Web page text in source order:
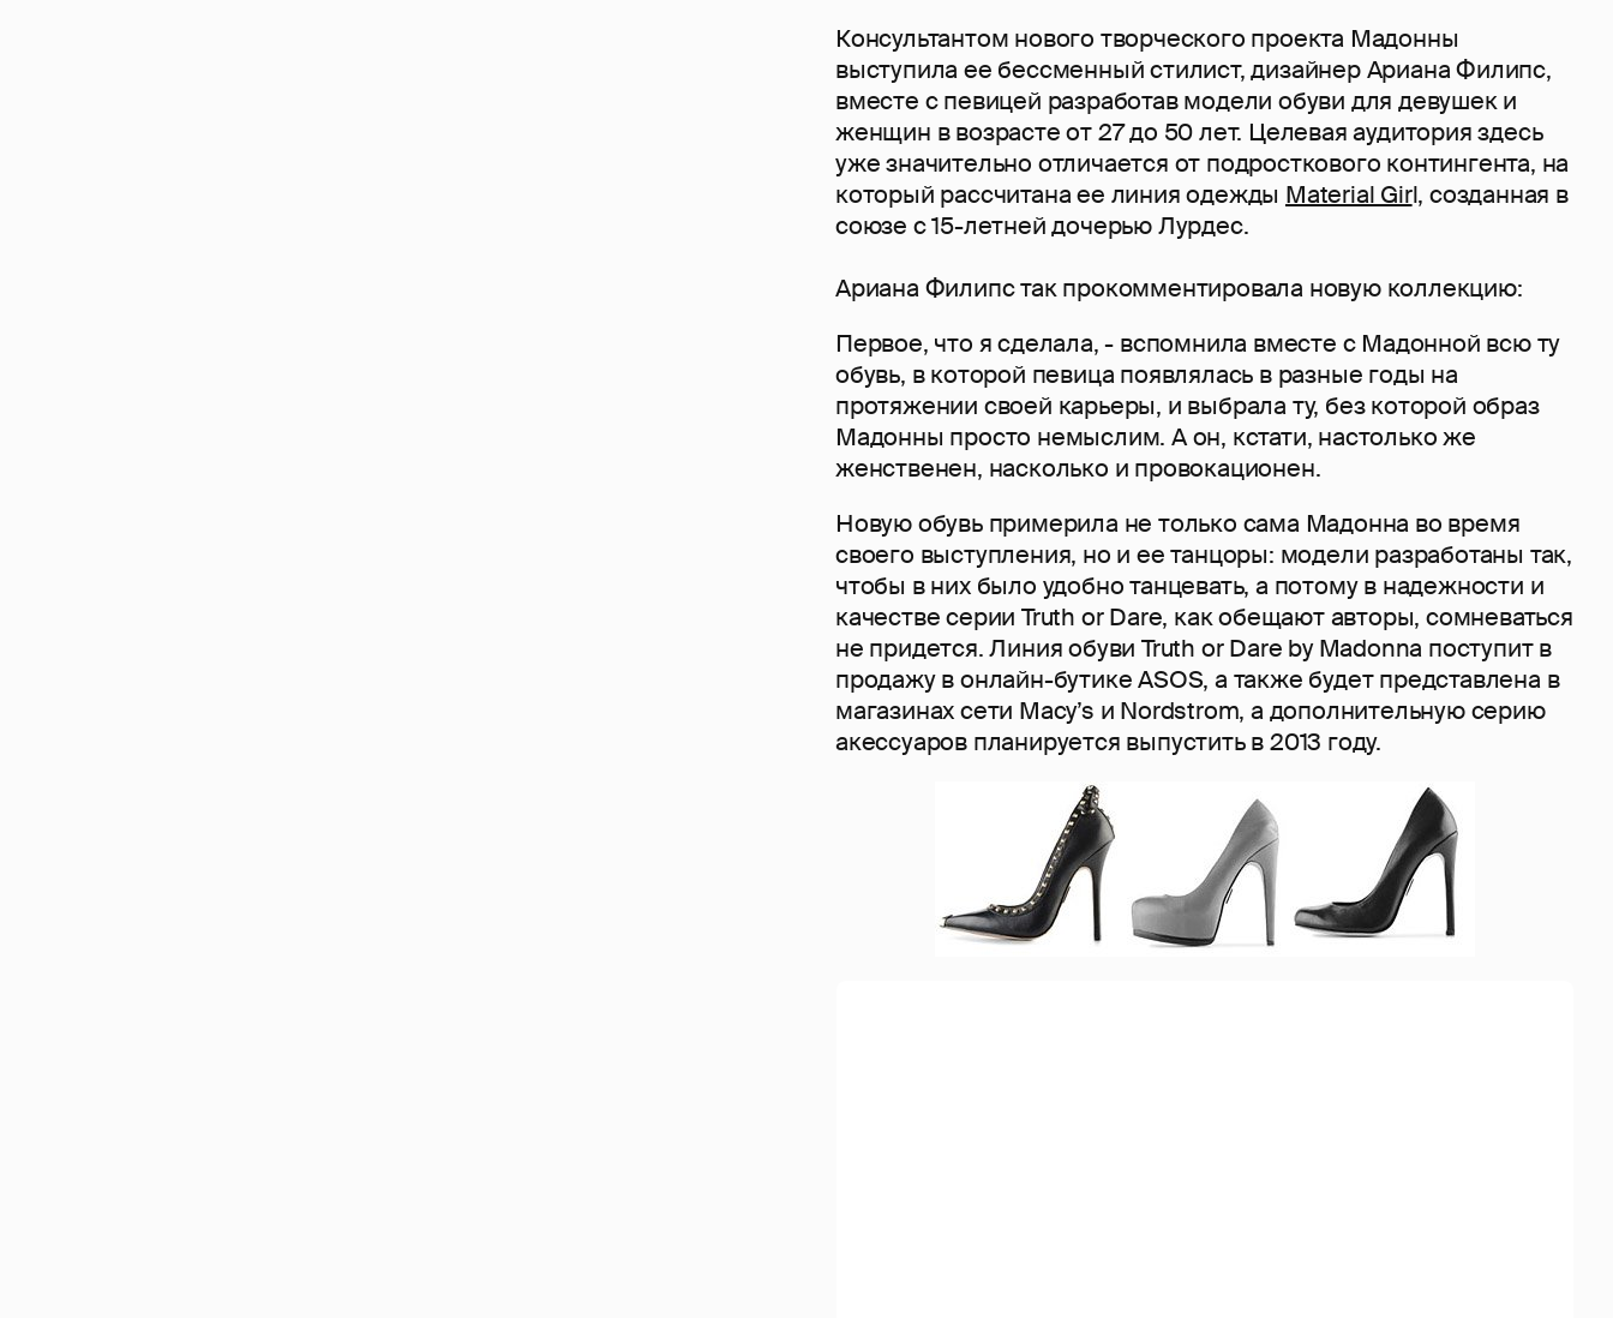
Консультантом нового творческого проекта Мадонны
выступила ее бессменный стилист, дизайнер Ариана Филипс,
вместе с певицей разработав модели обуви для девушек и
женщин в возрасте от 27 до 50 лет. Целевая аудитория здесь
уже значительно отличается от подросткового контингента, на
который рассчитана ее линия одежды Material Girl, созданная в
союзе с 15-летней дочерью Лурдес.
Ариана Филипс так прокомментировала новую коллекцию:
Первое, что я сделала, - вспомнила вместе с Мадонной всю ту
обувь, в которой певица появлялась в разные годы на
протяжении своей карьеры, и выбрала ту, без которой образ
Мадонны просто немыслим. А он, кстати, настолько же
женственен, насколько и провокационен.
Новую обувь примерила не только сама Мадонна во время
своего выступления, но и ее танцоры: модели разработаны так,
чтобы в них было удобно танцевать, а потому в надежности и
качестве серии Truth or Dare, как обещают авторы, сомневаться
не придется. Линия обуви Truth or Dare by Madonna поступит в
продажу в онлайн-бутике ASOS, а также будет представлена в
магазинах сети Macy’s и Nordstrom, а дополнительную серию
акессуаров планируется выпустить в 2013 году.